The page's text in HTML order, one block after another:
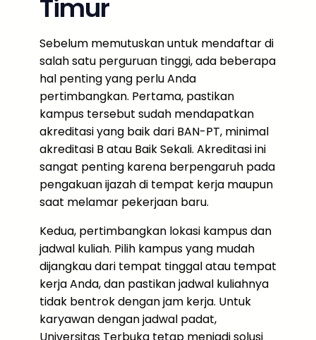
Timur
Sebelum memutuskan untuk mendaftar di
salah satu perguruan tinggi, ada beberapa
hal penting yang perlu Anda
pertimbangkan. Pertama, pastikan
kampus tersebut sudah mendapatkan
akreditasi yang baik dari BAN-PT, minimal
akreditasi B atau Baik Sekali. Akreditasi ini
sangat penting karena berpengaruh pada
pengakuan ijazah di tempat kerja maupun
saat melamar pekerjaan baru.
Kedua, pertimbangkan lokasi kampus dan
jadwal kuliah. Pilih kampus yang mudah
dijangkau dari tempat tinggal atau tempat
kerja Anda, dan pastikan jadwal kuliahnya
tidak bentrok dengan jam kerja. Untuk
karyawan dengan jadwal padat,